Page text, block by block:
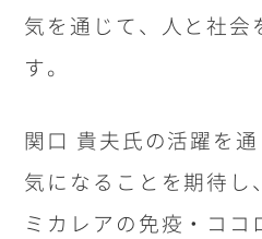
気を通じて、人と社会
す。
関口 貴夫氏の活躍を
気になることを期待し
ミカレアの免疫・コ